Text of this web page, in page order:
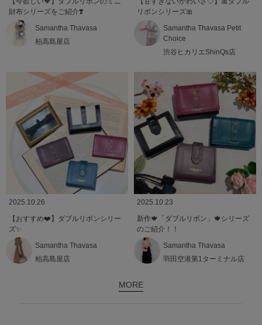
財布シリーズをご紹介❣️
Samantha Thavasa
柏高島屋店
リボンシリーズ🎀
Samantha Thavasa Petit
Choice
渋谷ヒカリエShinQs店
2025.10.26
【おすすめ❤️】ダブルリボンシリー
ズ✨
Samantha Thavasa
柏高島屋店
2025.10.23
新作🍁「ダブルリボン」🍁シリーズ
のご紹介！！
Samantha Thavasa
羽田空港第1ターミナル店
MORE